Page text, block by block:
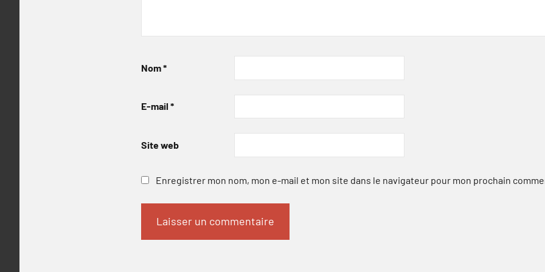
Nom*
E-mail *
Site web
Enregistrer mon nom, mon e-mail et mon site dans le navigateur pour mon prochain